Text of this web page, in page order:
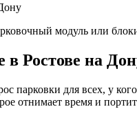
модуль или
в Ростове на
парковки для всех, у
отнимает время и